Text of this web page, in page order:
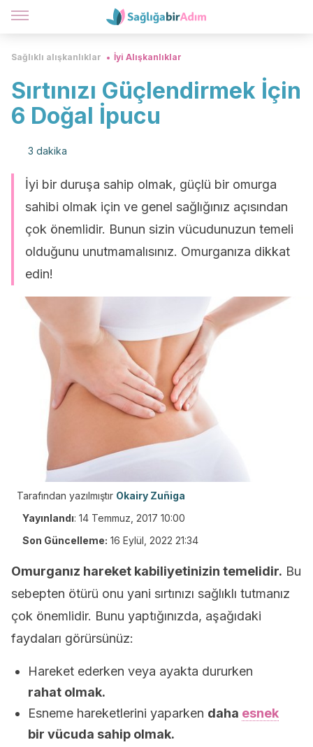
Sağlıklı alışkanlıklar İyi Alışkanlıklar
Sırtınızı Güçlendirmek İçin
6 Doğal İpucu
3 dakika
İyi bir duruşa sahip olmak, güçlü bir omurga
sahibi olmak için ve genel sağlığınız açısından
çok önemlidir. Bunun sizin vücudunuzun temeli
olduğunu unutmamalısınız. Omurganıza dikkat
edin!
Tarafından yazılmıştır Okairy Zuñiga
Yayınlandı: 14 Temmuz, 2017 10:00
Son Güncelleme: 16 Eylül, 2022 21:34
Omurganız hareket kabiliyetinizin temelidir. Bu
sebepten ötürü onu yani sırtınızı sağlıklı tutmanız
çok önemlidir. Bunu yaptığınızda, aşağıdaki
faydaları görürsünüz:
Hareket ederken veya ayakta dururken
rahat olmak.
Esneme hareketlerini yaparken daha esnek
bir vücuda sahip olmak.